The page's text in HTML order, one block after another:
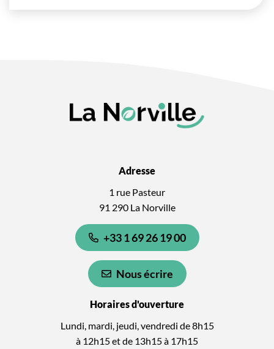
Adresse
1 rue Pasteur
91 290 La Norville
+33 1 69 26 19 00
Nous écrire
Horaires d'ouverture
Lundi, mardi, jeudi, vendredi de 8h15
à 12h15 et de 13h15 à 17h15